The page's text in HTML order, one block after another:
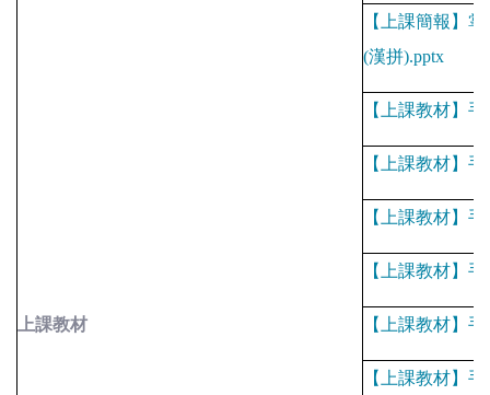
上課教材
【上課簡報】
(漢拼).pptx
【上課教材】
【上課教材】
【上課教材】
【上課教材】
【上課教材】
【上課教材】